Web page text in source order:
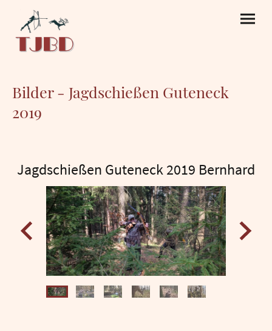
Bilder - Jagdschießen Guteneck
2019
Jagdschießen Guteneck 2019 Bernhard